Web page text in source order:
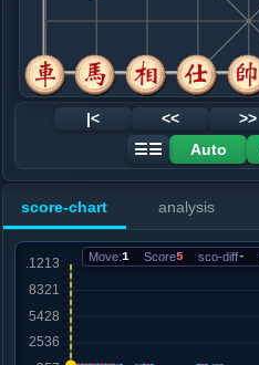
.....卒３进１
红+0
黑+31
.....车９进１
黑+23
12. 炮二平四
黑+323
黑+436
13. 车八进四
黑+605
.....砲７平５
黑+680
15. 马五进三
.....砲５进４
16. 仕四进五
|< << >>
☰☰
Auto
score-chart analysis
Move:1 Score5 sco-diff-